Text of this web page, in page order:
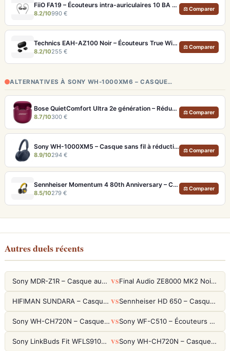
FiiO FA19 – Écouteurs intra-auriculaires 10 BA Knowles avec technologie S.Turbo
8.2/10990 €
⚖ Comparer
Technics EAH-AZ100 Noir – Écouteurs True Wireless audiophiles avec drivers MFD et autonomie 29h
8.2/10255 €
⚖ Comparer
ALTERNATIVES À SONY WH-1000XM6 – CASQUE…
Bose QuietComfort Ultra 2e génération – Réduction de bruit absolue et qualité d'appel IA
8.7/10300 €
⚖ Comparer
Sony WH-1000XM5 – Casque sans fil à réduction de bruit active et Hi-Res LDAC
8.9/10294 €
⚖ Comparer
Sennheiser Momentum 4 80th Anniversary – Casque Bluetooth édition limitée 60h
8.5/10279 €
⚖ Comparer
Autres duels récents
Sony MDR-Z1R – Casque audiophile fermé haute résolution VS Final Audio ZE8000 MK2 Noir – Écouteurs True Wireless audiophiles 8K Sound
HIFIMAN SUNDARA – Casque Planar Magnetic Ouvert Over-Ear Audiophile VS Sennheiser HD 650 – Casque audiophile ouvert pour l'écoute analytique
Sony WH-CH720N – Casque ANC 35h, Ultra-léger (192g) avec Processeur V1 VS Sony WF-C510 – Écouteurs True Wireless compacts, autonomie 22h et multipoint
Sony LinkBuds Fit WFLS910NW Blanc – Écouteurs Sport Ailes ANC VS Sony WH-CH720N – Casque ANC 35h, Ultra-léger (192g) avec Processeur V1